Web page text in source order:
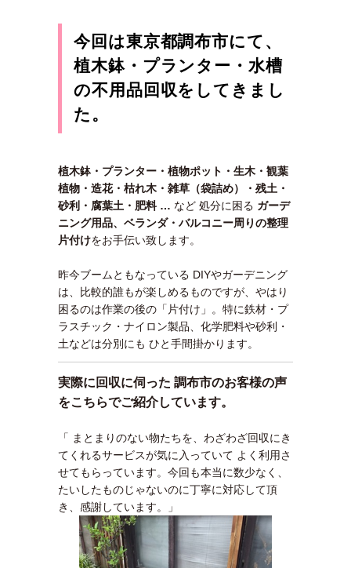
今回は東京都調布市にて、
植木鉢・プランター・水槽
の不用品回収をしてきまし
た。
植木鉢・プランター・植物ポット・生木・観葉
植物・造花・枯れ木・雑草（袋詰め）・残土・
砂利・腐葉土・肥料 … など 処分に困る ガーデ
ニング用品、ベランダ・バルコニー周りの整理
片付けをお手伝い致します。
昨今ブームともなっている DIYやガーデニング
は、比較的誰もが楽しめるものですが、やはり
困るのは作業の後の「片付け」。特に鉄材・プ
ラスチック・ナイロン製品、化学肥料や砂利・
土などは分別にも ひと手間掛かります。
実際に回収に伺った 調布市のお客様の声
をこちらでご紹介しています。
「 まとまりのない物たちを、わざわざ回収にき
てくれるサービスが気に入っていて よく利用さ
せてもらっています。今回も本当に数少なく、
たいしたものじゃないのに丁寧に対応して頂
き、感謝しています。」